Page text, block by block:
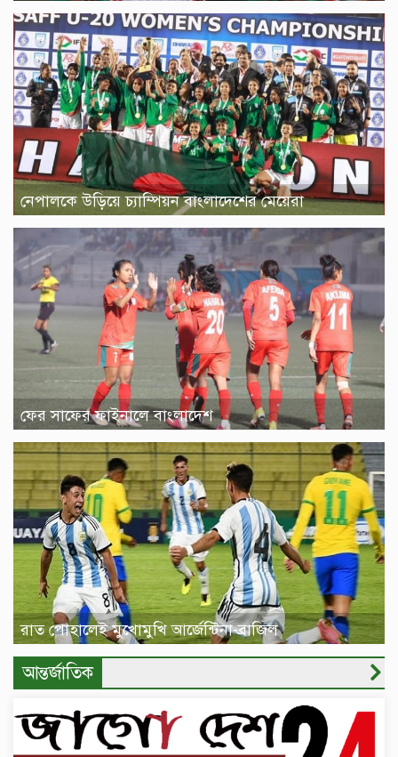
নেপালকে উড়িয়ে চ্যাম্পিয়ন বাংলাদেশের মেয়েরা
ফের সাফের ফাইনালে বাংলাদেশ
রাত পোহালেই মুখোমুখি আর্জেন্টিনা-ব্রাজিল
আন্তর্জাতিক